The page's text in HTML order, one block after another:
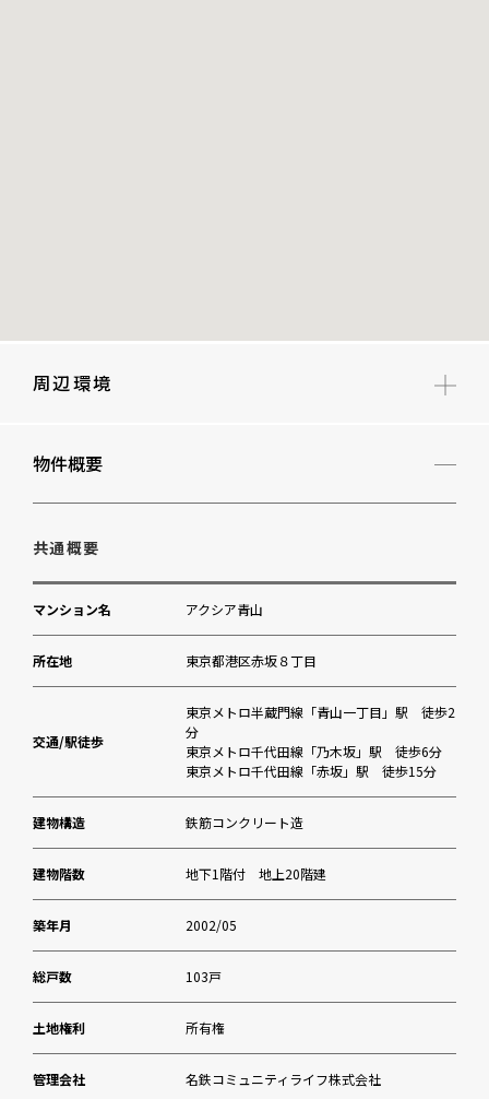
周辺環境
赤坂中学校
中之町幼稚園
ブルークリニック青山(内科)
まいばすけっと青山一丁目店
スギ薬局赤坂店
赤坂地区総合支所
エスフォルタ赤坂
三井住友銀行赤坂支店
国立新美術館
物件概要
共通概要
マンション名 アクシア青山
所在地 東京都港区赤坂８丁目
交通/駅徒歩
東京メトロ半蔵門線「青山一丁目」駅 徒歩2
分
東京メトロ千代田線「乃木坂」駅 徒歩6分
東京メトロ千代田線「赤坂」駅 徒歩15分
建物構造 鉄筋コンクリート造
建物階数 地下1階付 地上20階建
築年月 2002/05
総戸数 103戸
土地権利 所有権
管理会社 名鉄コミュニティライフ株式会社